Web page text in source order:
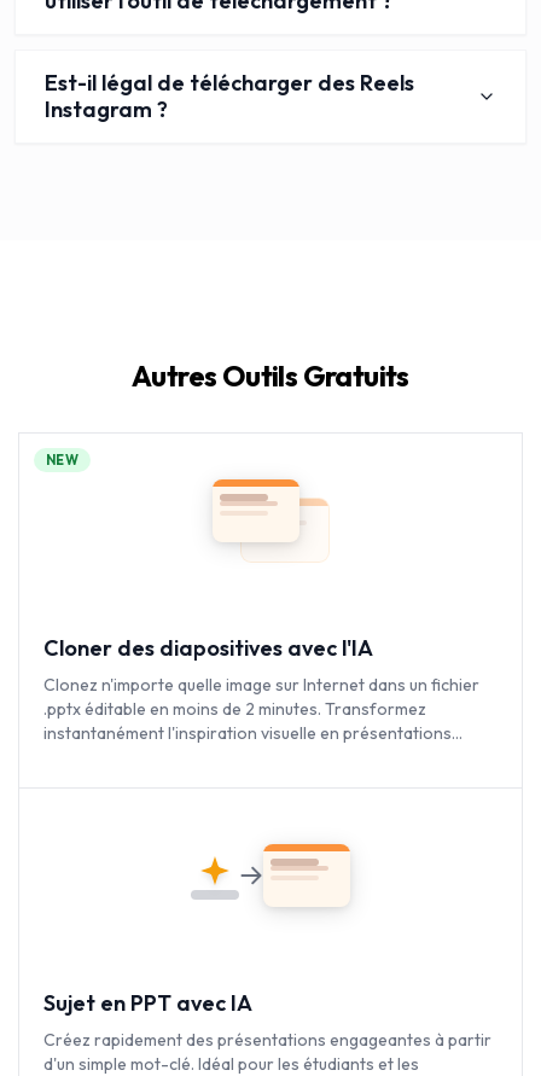
Est-il légal de télécharger des Reels
Instagram ?
Autres Outils Gratuits
Cloner des diapositives avec l'IA
Clonez n'importe quelle image sur Internet dans un fichier
.pptx éditable en moins de 2 minutes. Transformez
instantanément l'inspiration visuelle en présentations
NEW
Sujet en PPT avec IA
Créez rapidement des présentations engageantes à partir
d'un simple mot-clé. Idéal pour les étudiants et les